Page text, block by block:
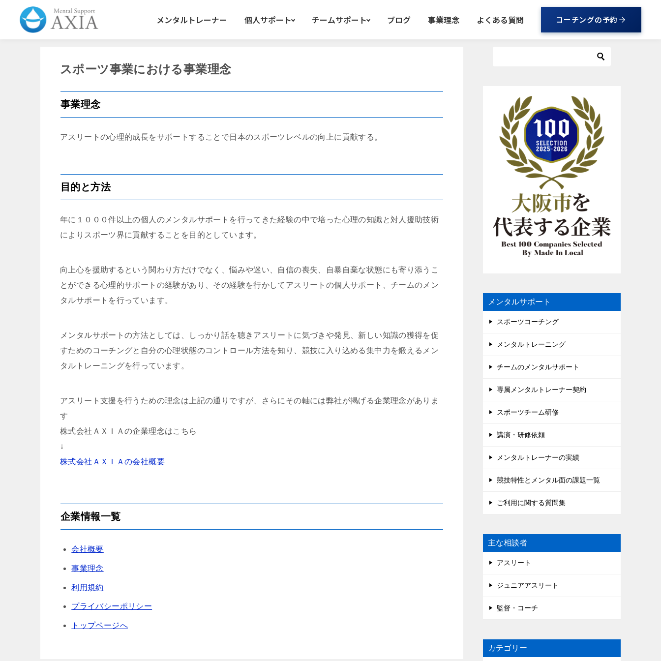
メンタルトレーナー 個人サポート チームサポート ブログ 事業理念 よくある質問 コーチングの予約
スポーツ事業における事業理念
事業理念
アスリートの心理的成長をサポートすることで日本のスポーツレベルの向上に貢献する。
目的と方法
年に１０００件以上の個人のメンタルサポートを行ってきた経験の中で培った心理の知識と対人援助技術
によりスポーツ界に貢献することを目的としています。
向上心を援助するという関わり方だけでなく、悩みや迷い、自信の喪失、自暴自棄な状態にも寄り添うこ
とができる心理的サポートの経験があり、その経験を行かしてアスリートの個人サポート、チームのメン
タルサポートを行っています。
メンタルサポートの方法としては、しっかり話を聴きアスリートに気づきや発見、新しい知識の獲得を促
すためのコーチングと自分の心理状態のコントロール方法を知り、競技に入り込める集中力を鍛えるメン
タルトレーニングを行っています。
アスリート支援を行うための理念は上記の通りですが、さらにその軸には弊社が掲げる企業理念がありま
す
株式会社ＡＸＩＡの企業理念はこちら
↓
株式会社ＡＸＩＡの会社概要
企業情報一覧
会社概要
事業理念
利用規約
プライバシーポリシー
トップページへ
メンタルサポート
スポーツコーチング
メンタルトレーニング
チームのメンタルサポート
専属メンタルトレーナー契約
スポーツチーム研修
講演・研修依頼
メンタルトレーナーの実績
競技特性とメンタル面の課題一覧
ご利用に関する質問集
主な相談者
アスリート
ジュニアアスリート
監督・コーチ
カテゴリー